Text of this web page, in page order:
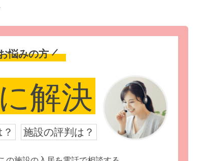
悩みの方
解決
施設の評判は？